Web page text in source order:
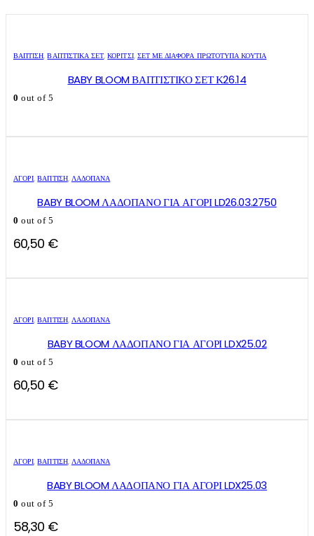
ΒΑΠΤΙΣΗ,ΒΑΠΤΙΣΤΙΚΆ ΣΕΤ,ΚΟΡΊΤΣΙ, ΣΕΤ ΜΕ ΔΙΆΦΟΡΑ ΠΡΩΤΌΤΥΠΑ ΚΟΥΤΙΆ
BABY BLOOM ΒΑΠΤΙΣΤΙΚΟ ΣΕΤ Κ26.14
0 out of 5
ΑΓΌΡΙ,ΒΑΠΤΙΣΗ, ΛΑΔΌΠΑΝΑ
BABY BLOOM ΛΑΔΟΠΑΝΟ ΓΙΑ ΑΓΟΡΙ LD26.03.2750
0 out of 5
60,50 €
ΑΓΌΡΙ,ΒΑΠΤΙΣΗ, ΛΑΔΌΠΑΝΑ
BABY BLOOM ΛΑΔΟΠΑΝΟ ΓΙΑ ΑΓΟΡΙ LDX25.02
0 out of 5
60,50 €
ΑΓΌΡΙ,ΒΑΠΤΙΣΗ, ΛΑΔΌΠΑΝΑ
BABY BLOOM ΛΑΔΟΠΑΝΟ ΓΙΑ ΑΓΟΡΙ LDX25.03
0 out of 5
58,30 €